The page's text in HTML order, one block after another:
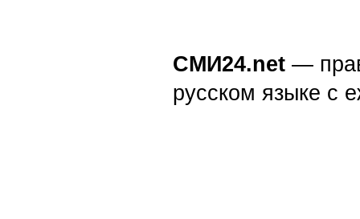
СМИ24.net —
русском языке с